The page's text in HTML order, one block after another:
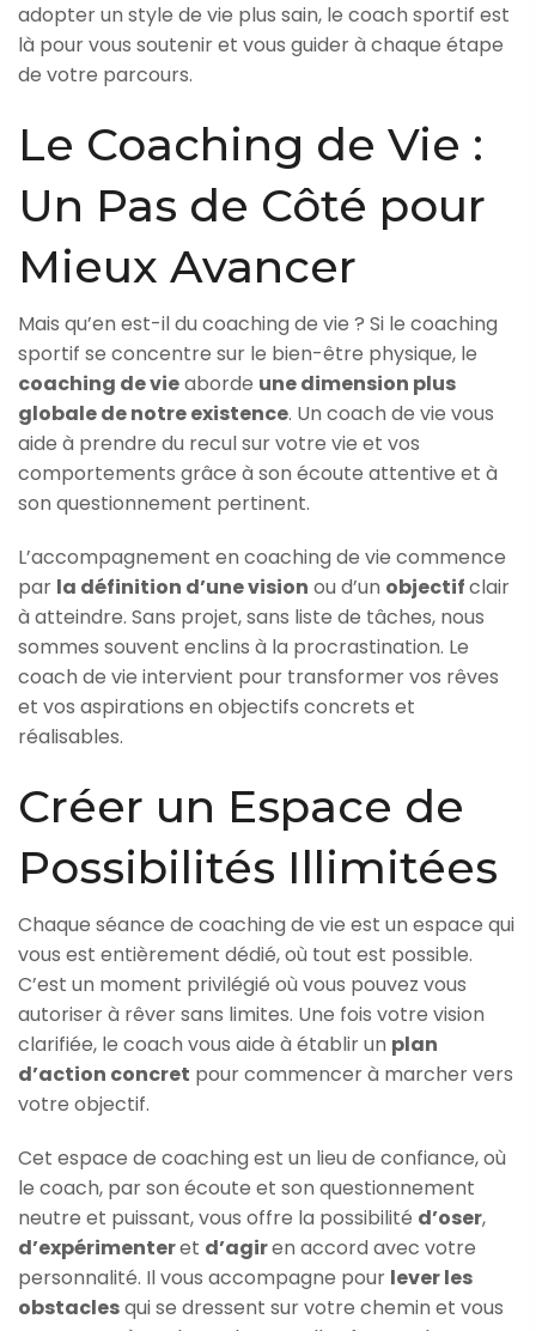
adopter un style de vie plus sain, le coach sportif est
là pour vous soutenir et vous guider à chaque étape
de votre parcours.
Le Coaching de Vie :
Un Pas de Côté pour
Mieux Avancer
Mais qu’en est-il du coaching de vie ? Si le coaching
sportif se concentre sur le bien-être physique, le
coaching de vieaborde une dimension plus
globale de notre existence. Un coach de vie vous
aide à prendre du recul sur votre vie et vos
comportements grâce à son écoute attentive et à
son questionnement pertinent.
L’accompagnement en coaching de vie commence
par la définition d’une vision ou d’un objectifclair
à atteindre. Sans projet, sans liste de tâches, nous
sommes souvent enclins à la procrastination. Le
coach de vie intervient pour transformer vos rêves
et vos aspirations en objectifs concrets et
réalisables.
Créer un Espace de
Possibilités Illimitées
Chaque séance de coaching de vie est un espace qui
vous est entièrement dédié, où tout est possible.
C’est un moment privilégié où vous pouvez vous
autoriser à rêver sans limites. Une fois votre vision
clarifiée, le coach vous aide à établir un plan
d’action concret pour commencer à marcher vers
votre objectif.
Cet espace de coaching est un lieu de confiance, où
le coach, par son écoute et son questionnement
neutre et puissant, vous offre la possibilité d’oser,
d’expérimenteret d’agiren accord avec votre
personnalité. Il vous accompagne pour lever les
obstaclesqui se dressent sur votre chemin et vous